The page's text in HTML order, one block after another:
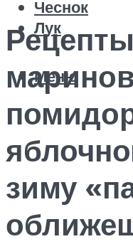
Чеснок
Лук
Меню
Рецепты
зиму